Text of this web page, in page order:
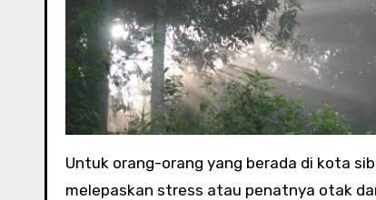
Untuk orang-orang yang berada di kota
melepaskan stress atau penatnya otak